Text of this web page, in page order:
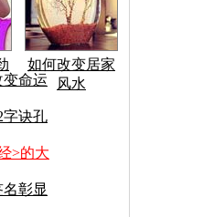
如何改变居家
风水
命运
字诀孔
>的大
彰显